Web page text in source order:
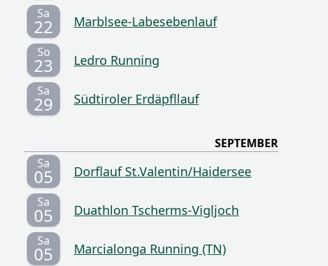
Sa
22 Marblsee-Labesebenlauf
So
23 Ledro Running
Sa
29 Südtiroler Erdäpfllauf
SEPTEMBER
Sa
05 Dorflauf St.Valentin/Haidersee
Sa
05 Duathlon Tscherms-Vigljoch
Sa
05 Marcialonga Running (TN)